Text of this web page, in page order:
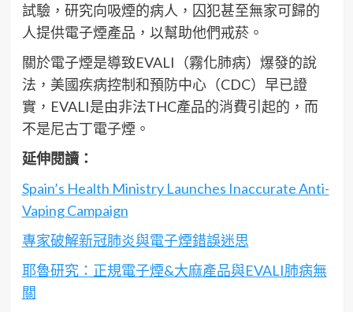
試驗，研究向吸煙的病人，囚犯甚至無家可歸的
人提供電子煙產品，以幫助他們戒菸。
關於電子煙是導致EVALI（霧化肺病）爆發的說
法，美國疾病控制和預防中心（CDC）早已證
實，EVALI是由非法THC產品的消費引起的，而
不是尼古丁電子煙。
延伸閱讀：
Spain’s Health Ministry Launches Inaccurate Anti-
Vaping Campaign
專家破解新冠肺炎與電子煙錯誤迷思
耶魯研究：正規電子煙&大麻產品與EVALI肺病無
關